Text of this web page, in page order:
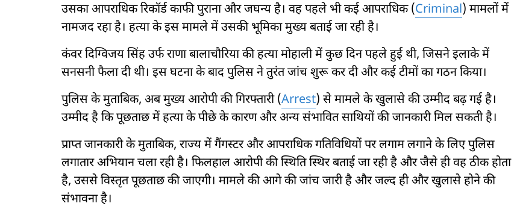
उसका आपराधिक रिकॉर्ड काफी पुराना और जघन्य है। वह पहले भी कई आपराधिक (Criminal) मामलों में
नामजद रहा है। हत्या के इस मामले में उसकी भूमिका मुख्य बताई जा रही है।
कंवर दिग्विजय सिंह उर्फ राणा बालाचौरिया की हत्या मोहाली में कुछ दिन पहले हुई थी, जिसने इलाके में
सनसनी फैला दी थी। इस घटना के बाद पुलिस ने तुरंत जांच शुरू कर दी और कई टीमों का गठन किया।
पुलिस के मुताबिक, अब मुख्य आरोपी की गिरफ्तारी (Arrest) से मामले के खुलासे की उम्मीद बढ़ गई है।
उम्मीद है कि पूछताछ में हत्या के पीछे के कारण और अन्य संभावित साथियों की जानकारी मिल सकती है।
प्राप्त जानकारी के मुताबिक, राज्य में गैंगस्टर और आपराधिक गतिविधियों पर लगाम लगाने के लिए पुलिस
लगातार अभियान चला रही है। फिलहाल आरोपी की स्थिति स्थिर बताई जा रही है और जैसे ही वह ठीक होता
है, उससे विस्तृत पूछताछ की जाएगी। मामले की आगे की जांच जारी है और जल्द ही और खुलासे होने की
संभावना है।